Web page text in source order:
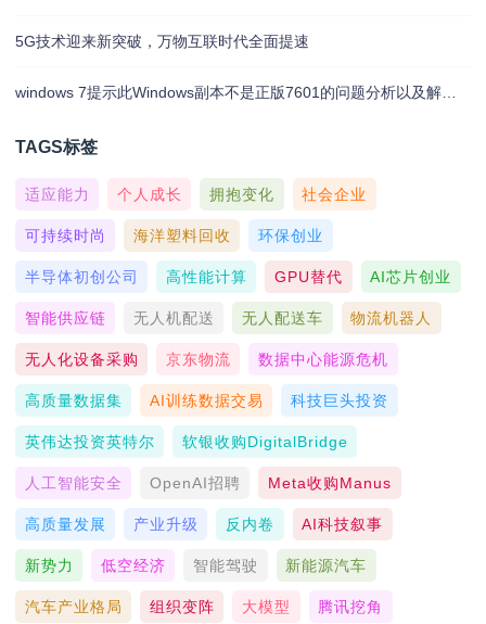
5G技术迎来新突破，万物互联时代全面提速
TAGS标签
适应能力 个人成长 拥抱变化 社会企业
可持续时尚 海洋塑料回收 环保创业
半导体初创公司 高性能计算 GPU替代 AI芯片创业
智能供应链 无人机配送 无人配送车 物流机器人
无人化设备采购 京东物流 数据中心能源危机
高质量数据集 AI训练数据交易 科技巨头投资
英伟达投资英特尔 软银收购DigitalBridge
人工智能安全 OpenAI招聘 Meta收购Manus
高质量发展 产业升级 反内卷 AI科技叙事
新势力 低空经济 智能驾驶 新能源汽车
汽车产业格局 组织变阵 大模型 腾讯挖角